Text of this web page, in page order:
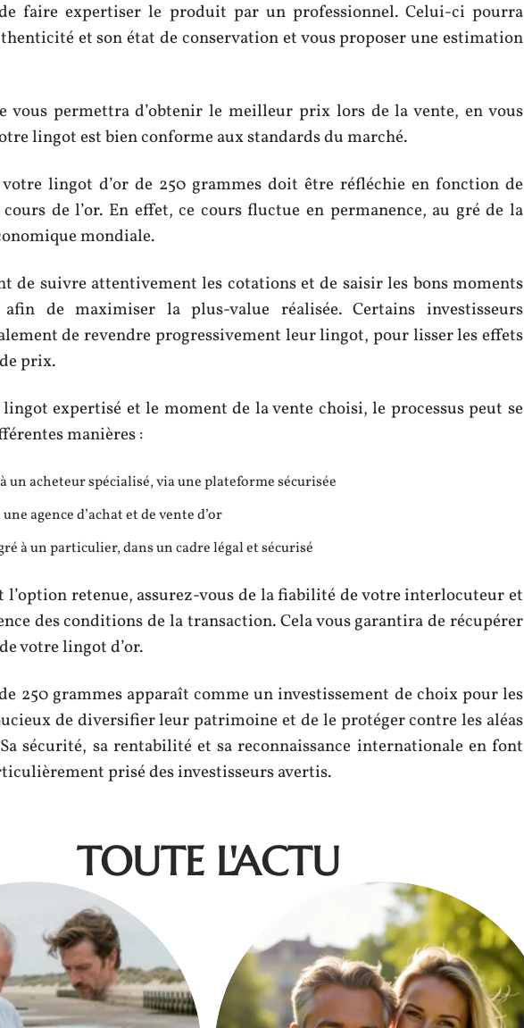
faire expertiser le produit par un professionnel. Celui-ci pourra
et son état de conservation et vous proposer une estimation
vous permettra d’obtenir le meilleur prix lors de la vente, en vous
lingot est bien conforme aux standards du marché.
lingot d’or de 250 grammes doit être réfléchie en fonction de
de l’or. En effet, ce cours fluctue en permanence, au gré de la
mondiale.
de suivre attentivement les cotations et de saisir les bons moments
de maximiser la plus-value réalisée. Certains investisseurs
de revendre progressivement leur lingot, pour lisser les effets
prix.
expertisé et le moment de la vente choisi, le processus peut se
manières :
un acheteur spécialisé, via une plateforme sécurisée
agence d’achat et de vente d’or
à un particulier, dans un cadre légal et sécurisé
l’option retenue, assurez-vous de la fiabilité de votre interlocuteur et
des conditions de la transaction. Cela vous garantira de récupérer
votre lingot d’or.
250 grammes apparaît comme un investissement de choix pour les
de diversifier leur patrimoine et de le protéger contre les aléas
sécurité, sa rentabilité et sa reconnaissance internationale en font
prisé des investisseurs avertis.
TOUTE L'ACTU